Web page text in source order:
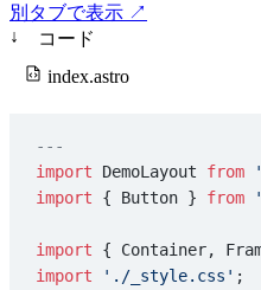
別タブで表示 ↗
↓
コード
index.astro
---
import DemoLayout from
import { Button } from
import { Container,
import './_style.css' ;